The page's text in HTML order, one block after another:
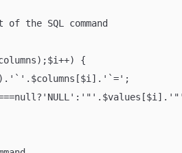
the SQL command
{